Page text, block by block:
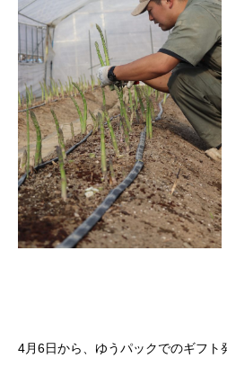
4月6日から、ゆうパックでのギフト